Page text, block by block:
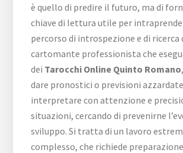
è quello di predire il futuro, ma di
chiave di lettura utile per
percorso di introspezione e di ricerca
cartomante professionista che
dei Tarocchi Online Quinto Romano
dare pronostici o previsioni
interpretare con attenzione e
situazioni, cercando di prevenirne
sviluppo. Si tratta di un lavoro
complesso, che richiede